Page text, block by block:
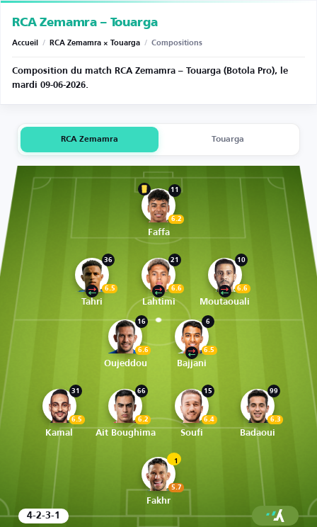
RCA Zemamra – Touarga
Accueil / RCA Zemamra × Touarga / Compositions
Composition du match RCA Zemamra – Touarga (Botola Pro), le
mardi 09-06-2026.
RCA Zemamra Touarga
11
6.2
Faffa
36
6.5
Tahri
21
6.6
Lahtimi
10
6.6
Moutaouali
16
6.6
Oujeddou
6
6.5
Bajjani
31
6.5
Kamal
66
6.2
Ait Boughima
15
6.4
Soufi
99
6.3
Badaoui
1
5.7
Fakhr
4-2-3-1